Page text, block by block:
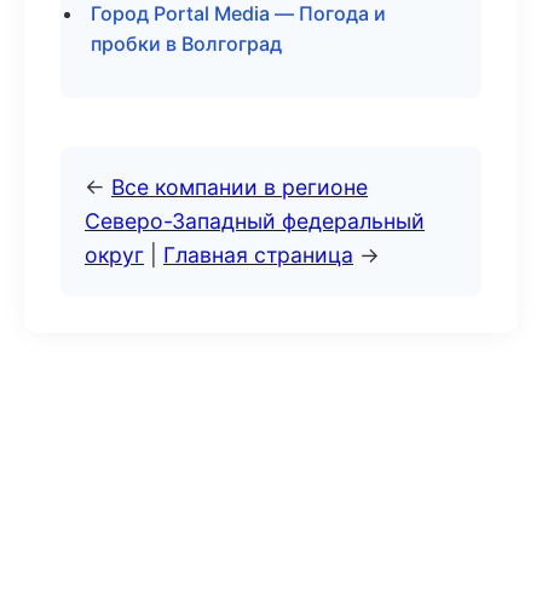
Город Portal Media — Погода и
пробки в Волгоград
← Все компании в регионе
Северо-Западный федеральный
округ
Главная страница →